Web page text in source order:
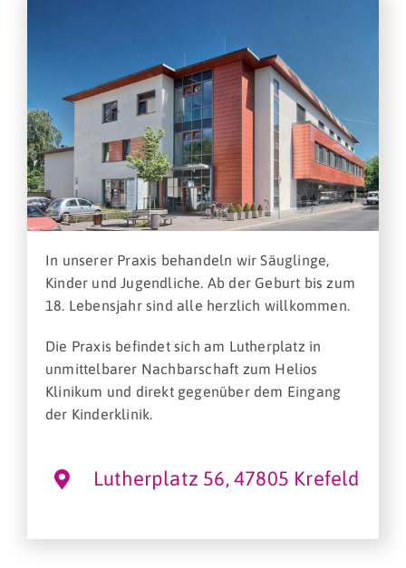
In unserer Praxis behandeln wir Säuglinge,
Kinder und Jugendliche. Ab der Geburt bis zum
18. Lebensjahr sind alle herzlich willkommen.
Die Praxis befindet sich am Lutherplatz in
unmittelbarer Nachbarschaft zum Helios
Klinikum und direkt gegenüber dem Eingang
der Kinderklinik.
Lutherplatz 56, 47805 Krefeld